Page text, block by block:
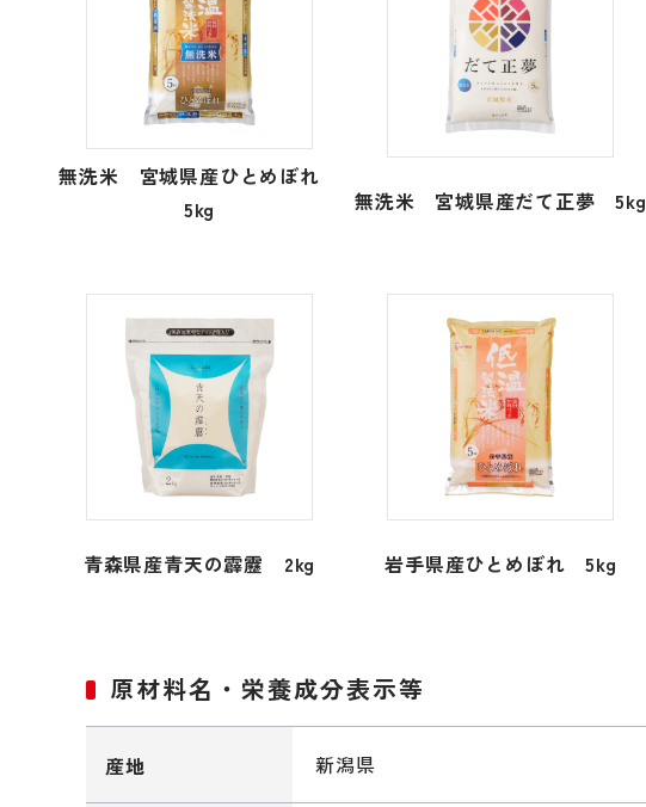
無洗米 宮城県産ひとめぼれ
5kg
無洗米 宮城県産だて正夢 5kg
青森県産青天の霹靂 2kg 岩手県産ひとめぼれ 5kg
原材料名・栄養成分表示等
産地 新潟県